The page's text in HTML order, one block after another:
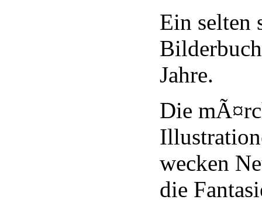
Ein selten
Jahre.
Die
wecken
die